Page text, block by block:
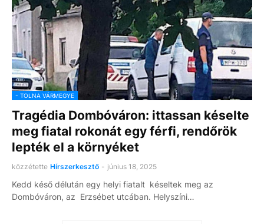
- TOLNA VÁRMEGYE
Tragédia Dombóváron: ittassan késelte
meg fiatal rokonát egy férfi, rendőrök
lepték el a környéket
közzétette Hírszerkesztő - június 18, 2025
Kedd késő délután egy helyi fiatalt késeltek meg az
Dombóváron, az Erzsébet utcában. Helyszíni…